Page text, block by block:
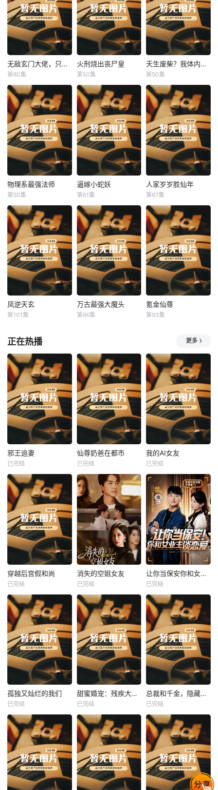
无敌玄门大佬，只听姐姐的话 无敌玄门大佬，只听姐姐的话
第60集
火刑烧出丧尸皇
火刑烧出丧尸皇
第50集
天生废柴？我体内有神血 天生废柴？我体内有神血
第50集
物理系最强法师
物理系最强法师
第50集
逼嫁小蛇妖
逼嫁小蛇妖
第61集
人家岁岁胜仙年
人家岁岁胜仙年
第67集
凤逆天玄
凤逆天玄
第101集
万古最强大魔头
万古最强大魔头
第66集
氪金仙尊
氪金仙尊
第93集
正在热播 更多
热播
邪王追妻
未知
邪王追妻
已完结
热播
未知
仙尊奶爸在都市
已完结
热播
我的AI女友
未知
我的AI女友
已完结
热播
未知
穿越后宫假和尚
已完结
热播
未知
消失的空姐女友
已完结
热播
未知
让你当保安你和女业主谈恋爱
已完结
热播
未知
孤独又灿烂的我们
已完结
热播
未知
甜蜜婚宠：残疾大佬夜夜撩
已完结
热播
未知
总裁和千金，隐藏身份闪婚了
已完结